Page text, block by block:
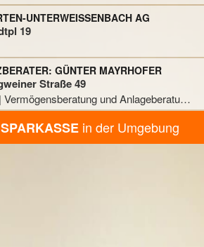
UNTERWEISSENBACH AG
19
GÜNTER MAYRHOFER
Straße 49
Bank und Sparkasse | Vermögensberatung und Anlageberatung | Versicherungsunternehmen
in der Umgebung